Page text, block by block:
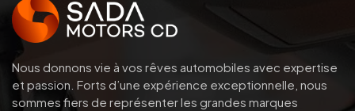
Nous donnons vie à vos rêves automobiles avec expertise
et passion. Forts d’une expérience exceptionnelle, nous
sommes fiers de représenter les grandes marques